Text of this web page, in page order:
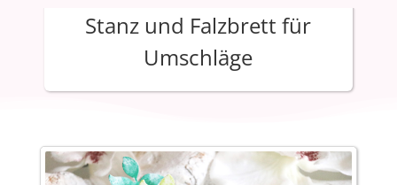
Stanz und Falzbrett für
Umschläge